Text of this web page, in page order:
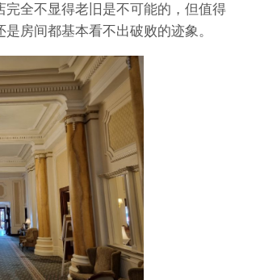
全不显得老旧是不可能的，但值得
房间都基本看不出破败的迹象。